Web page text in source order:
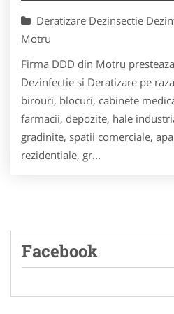
Deratizare Dezinsectie
Motru
Firma DDD din Motru
Dezinfectie si Deratizare pe
birouri, blocuri, cabinete
farmacii, depozite, hale
gradinite, spatii comerciale,
rezidentiale, gr...
Facebook